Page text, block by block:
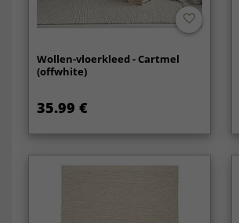
Wollen-vloerkleed - Cartmel
(offwhite)
35.99 €